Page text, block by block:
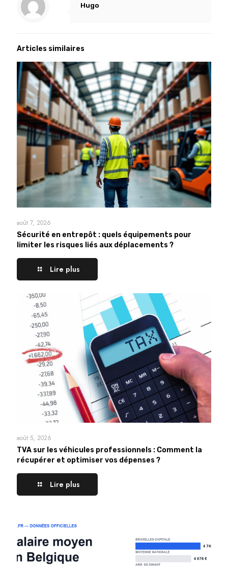
Hugo
Articles similaires
août 7, 2026
Sécurité en entrepôt : quels équipements pour
limiter les risques liés aux déplacements ?
Lire plus
août 5, 2026
TVA sur les véhicules professionnels : Comment la
récupérer et optimiser vos dépenses ?
Lire plus